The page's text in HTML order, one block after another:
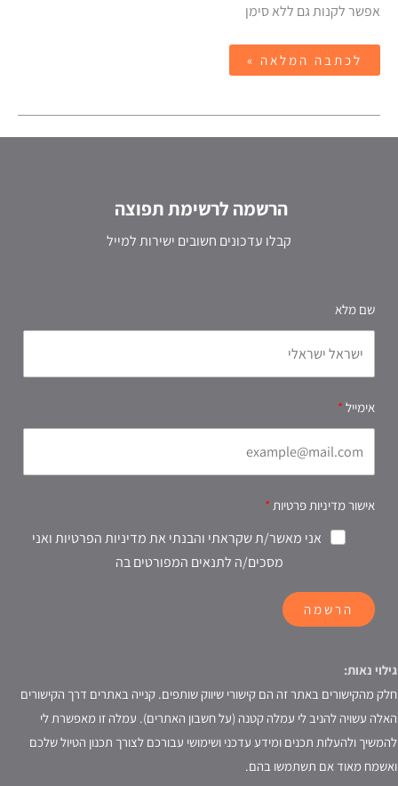
אפשר לקנות גם ללא סימן
לכתבה המלאה »
הרשמה לרשימת תפוצה
קבלו עדכונים חשובים ישירות למייל
שם מלא
אימייל
אישור מדיניות פרטיות
אני מאשר/ת שקראתי והבנתי את מדיניות הפרטיות ואני
מסכים/ה לתנאים המפורטים בה
הרשמה
גילוי נאות:
חלק מהקישורים באתר זה הם קישורי שיווק שותפים. קנייה באתרים דרך הקישורים
האלה עשויה להניב לי עמלה קטנה (על חשבון האתרים). עמלה זו מאפשרת לי
להמשיך ולהעלות תכנים ומידע עדכני ושימושי עבורכם לצורך תכנון הטיול שלכם
ואשמח מאוד אם תשתמשו בהם.